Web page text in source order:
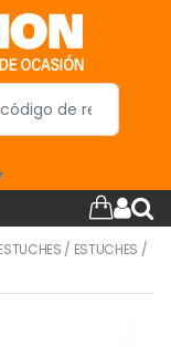
/ ESTUCHES /